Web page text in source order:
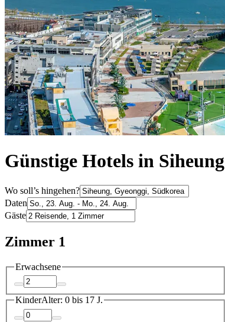
Günstige Hotels in Siheung
Wo soll’s hingehen?
Daten
Gäste
Zimmer 1
Erwachsene
KinderAlter: 0 bis 17 J.